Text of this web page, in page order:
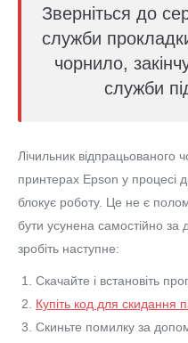
Зверніться до
служби
чорнило,
служби
Лічильник
принтерах Epson у процесі
блокує роботу. Це не є
бути усунена самостійно
зробіть наступне:
Скачайте і встановіть
Купіть код для скидання
Скиньте помилку за